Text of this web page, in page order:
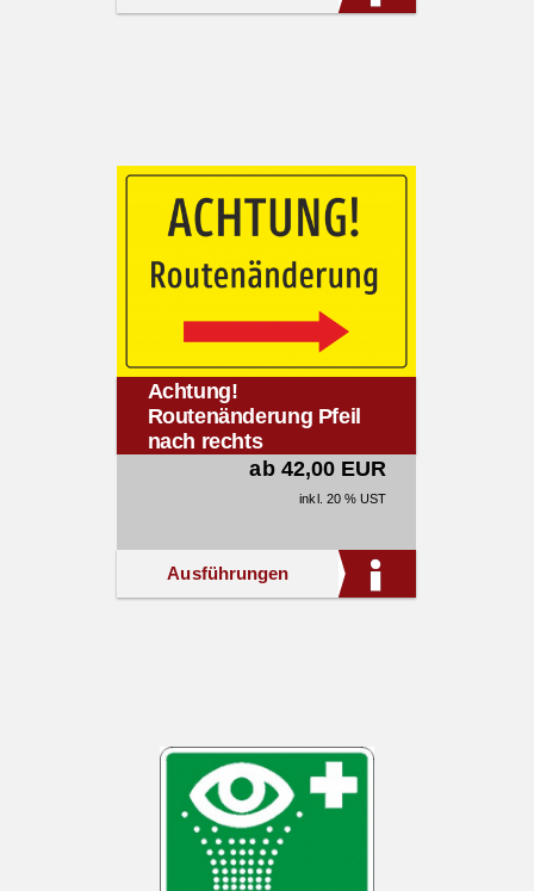
Achtung!
Routenänderung Pfeil
nach rechts
ab 42,00 EUR
inkl. 20 % UST
Ausführungen